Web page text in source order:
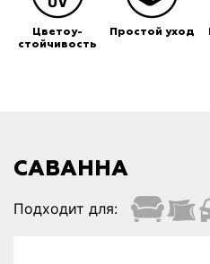
Цветоу-
стойчивость
Простой уход
САВАННА
Подходит для: